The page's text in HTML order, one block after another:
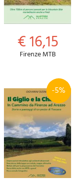
€ 16,15
Firenze MTB
-5%